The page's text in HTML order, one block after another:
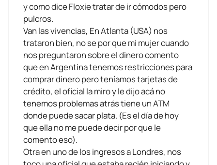
y como dice Floxie tratar de ir cómodos pero
pulcros.
Van las vivencias, En Atlanta (USA) nos
trataron bien, no se por que mi mujer cuando
nos preguntaron sobre el dinero comento
que en Argentina tenemos restricciones para
comprar dinero pero teníamos tarjetas de
crédito, el oficial la miro y le dijo acá no
tenemos problemas atrás tiene un ATM
donde puede sacar plata. (Es el día de hoy
que ella no me puede decir por que le
comento eso).
Otra en uno de los ingresos a Londres, nos